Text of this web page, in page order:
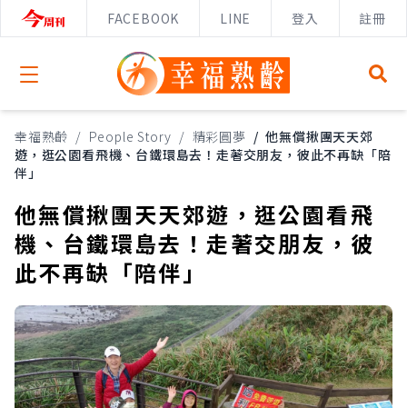
FACEBOOK LINE 登入 註冊
Open menu
幸福熟齡 / People Story / 精彩圓夢 / 他無償揪團天天郊
遊，逛公園看飛機、台鐵環島去！走著交朋友，彼此不再缺「陪
伴」
他無償揪團天天郊遊，逛公園看飛
機、台鐵環島去！走著交朋友，彼
此不再缺「陪伴」